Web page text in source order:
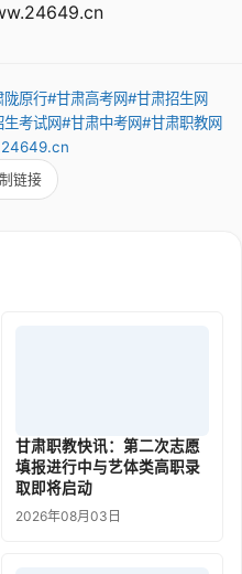
陇原行#甘肃高考网#甘肃招生网
考试网#甘肃中考网#甘肃职教网
链接
甘肃职教快讯：第二次志愿
填报进行中与艺体类高职录
取即将启动
2026年08月03日